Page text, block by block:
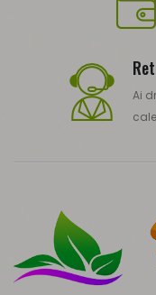
Ai